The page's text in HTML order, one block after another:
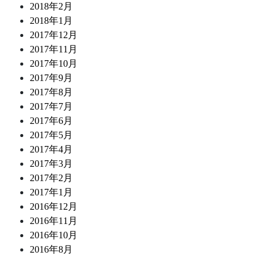
2018年2月
2018年1月
2017年12月
2017年11月
2017年10月
2017年9月
2017年8月
2017年7月
2017年6月
2017年5月
2017年4月
2017年3月
2017年2月
2017年1月
2016年12月
2016年11月
2016年10月
2016年8月